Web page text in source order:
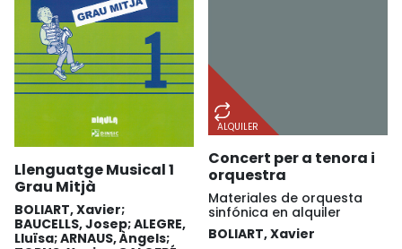
Llenguatge Musical 1
Grau Mitjà
BOLIART, Xavier;
BAUCELLS, Josep; ALEGRE,
Lluïsa; ARNAUS, Àngels;
ALQUILER
Concert per a tenora i
orquestra
Materiales de orquesta
sinfónica en alquiler
BOLIART, Xavier